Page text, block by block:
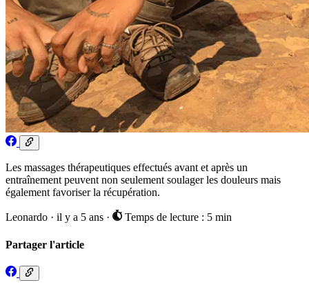
Les massages thérapeutiques effectués avant et après un
entraînement peuvent non seulement soulager les douleurs mais
également favoriser la récupération.
Leonardo · il y a 5 ans · Temps de lecture : 5 min
Partager l'article